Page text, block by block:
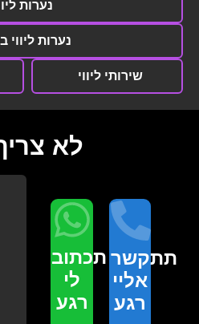
נערות
נערות ליווי
שירותי ליווי
לא
תכתוב
לי
רגע
תתקשר
אליי
רגע